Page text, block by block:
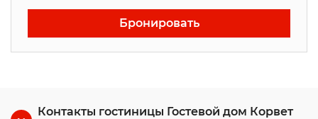
Бронировать
Контакты гостиницы Гостевой дом Корвет